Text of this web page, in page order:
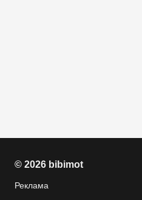
© 2026 bibimot
Реклама